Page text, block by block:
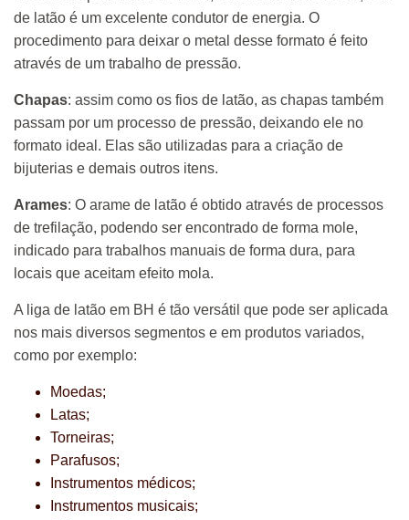
de latão é um excelente condutor de energia. O
procedimento para deixar o metal desse formato é feito
através de um trabalho de pressão.
Chapas: assim como os fios de latão, as chapas também
passam por um processo de pressão, deixando ele no
formato ideal. Elas são utilizadas para a criação de
bijuterias e demais outros itens.
Arames: O arame de latão é obtido através de processos
de trefilação, podendo ser encontrado de forma mole,
indicado para trabalhos manuais de forma dura, para
locais que aceitam efeito mola.
A liga de latão em BH é tão versátil que pode ser aplicada
nos mais diversos segmentos e em produtos variados,
como por exemplo:
Moedas;
Latas;
Torneiras;
Parafusos;
Instrumentos médicos;
Instrumentos musicais;